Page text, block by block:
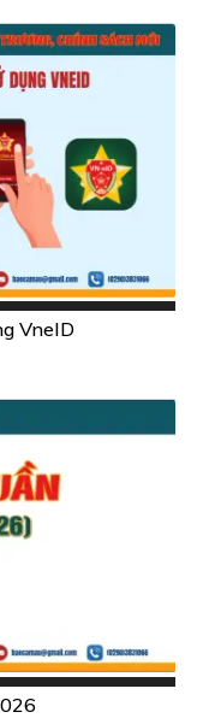
VneID